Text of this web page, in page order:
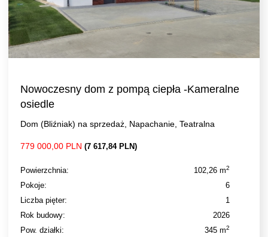
Nowoczesny dom z pompą ciepła -Kameralne
osiedle
Dom (Bliźniak) na sprzedaż, Napachanie, Teatralna
779 000,00 PLN (7 617,84 PLN)
Powierzchnia: 102,26 m2
Pokoje:
6
Liczba pięter:
1
Rok budowy:
2026
Pow. działki:
345 m2